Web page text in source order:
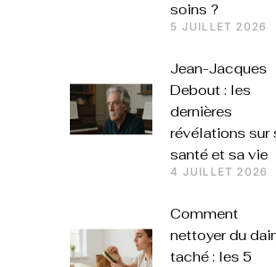
soins ?
5 JUILLET 2026
Jean-Jacques
Debout : les
dernières
révélations sur
santé et sa vie
4 JUILLET 2026
Comment
nettoyer du
taché : les 5